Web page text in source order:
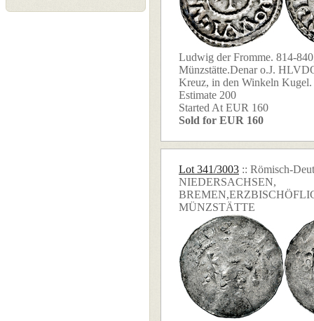
Ludwig der Fromme. 814-
Münzstätte.Denar o.J.
Kreuz, in den Winkeln
Estimate 200
Started At EUR 160
Sold for EUR 160
Lot 341/3003 :: Römisch-
NIEDERSACHSEN,
MÜNZSTÄTTE